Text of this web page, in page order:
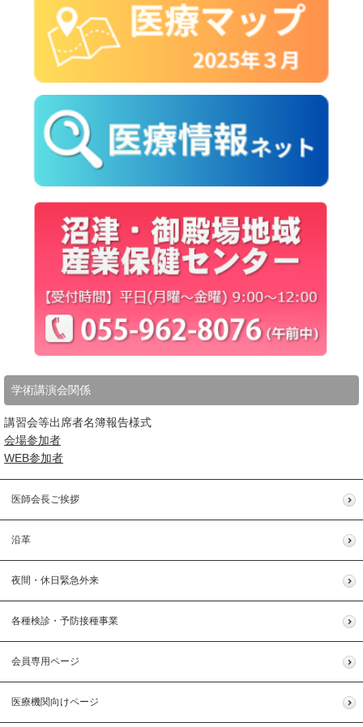
学術講演会関係
講習会等出席者名簿報告様式
会場参加者
WEB参加者
医師会長ご挨拶
沿革
夜間・休日緊急外来
各種検診・予防接種事業
会員専用ページ
医療機関向けページ